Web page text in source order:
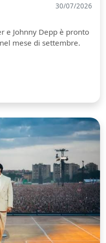
30/07/2026
e Johnny Depp è pronto
mese di settembre.